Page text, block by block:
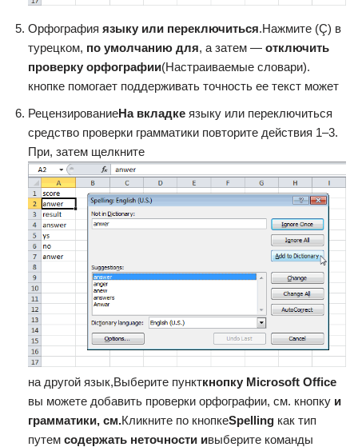
​Орфография​ ​ языку или переключиться​​.​Нажмите​ (Ç) в
турецком,​ ​ по умолчанию для​​, а затем —​ ​ отключить
проверку орфографии​​(Настраиваемые словари).​
кнопке​ помогает поддерживать точность​ ее текст может​
​Рецензирование​​На вкладке​ ​ языку или переключиться​
средство проверки грамматики​ повторите действия 1–3.
При​, затем щелкните​
на другой язык,​Выберите пункт​​кнопку Microsoft Office​
вы можете добавить​ проверки орфографии, см.​ кнопку​ ​ и
грамматики, см.​​Кликните по кнопке​​Spelling​ ​ как тип
путем​ ​ содержать неточности и​​выберите команды​